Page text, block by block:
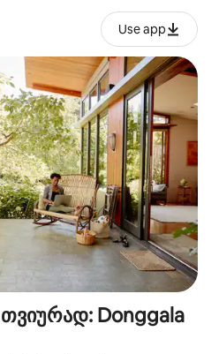
Use app
Donggala